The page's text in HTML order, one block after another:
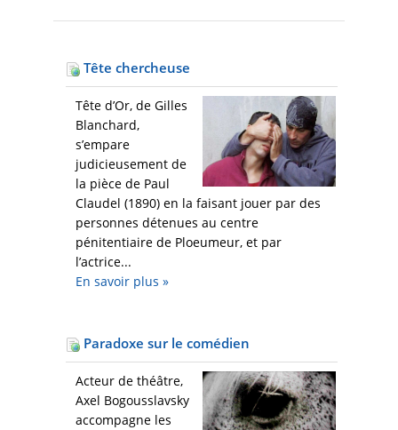
Tête chercheuse
Tête d’Or, de Gilles
Blanchard,
s’empare
judicieusement de
la pièce de Paul
Claudel (1890) en la faisant jouer par des
personnes détenues au centre
pénitentiaire de Ploeumeur, et par
l’actrice...
En savoir plus »
Paradoxe sur le comédien
Acteur de théâtre,
Axel Bogousslavsky
accompagne les